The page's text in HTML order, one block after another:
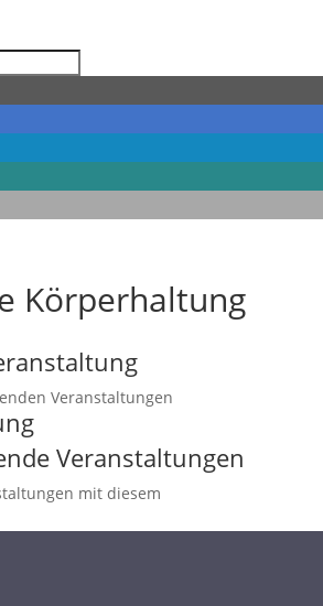
Körperhaltung
Veranstaltungen
Veranstaltungen
mit diesem